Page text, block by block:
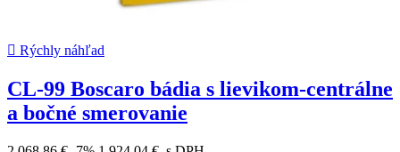
 Rýchly náhľad
CL-99 Boscaro bádia s lievikom-centrálne
a bočné smerovanie